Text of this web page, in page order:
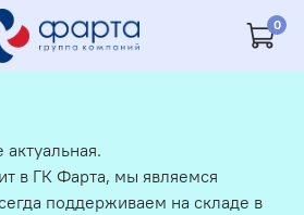
0
в ГК Фарта, мы являемся
поддерживаем на складе в